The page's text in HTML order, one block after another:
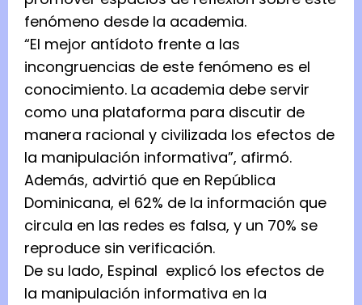
fenómeno desde la academia.
“El mejor antídoto frente a las
incongruencias de este fenómeno es el
conocimiento. La academia debe servir
como una plataforma para discutir de
manera racional y civilizada los efectos de
la manipulación informativa”, afirmó.
Además, advirtió que en República
Dominicana, el 62% de la información que
circula en las redes es falsa, y un 70% se
reproduce sin verificación.
De su lado, Espinal explicó los efectos de
la manipulación informativa en la